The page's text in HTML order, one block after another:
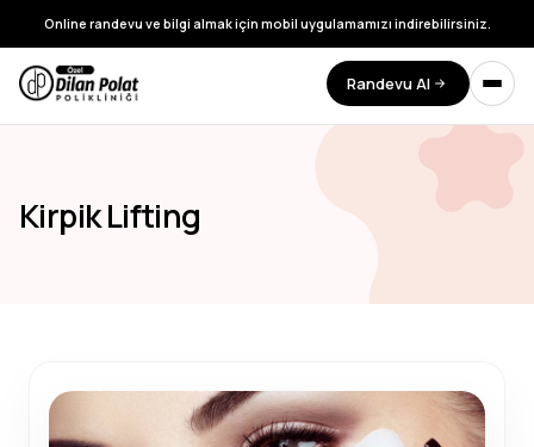
Online randevu ve bilgi almak için mobil uygulamamızı indirebilirsiniz.
Randevu Al
Kirpik Lifting